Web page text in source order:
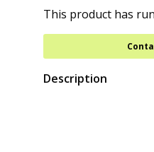
This product has
Description